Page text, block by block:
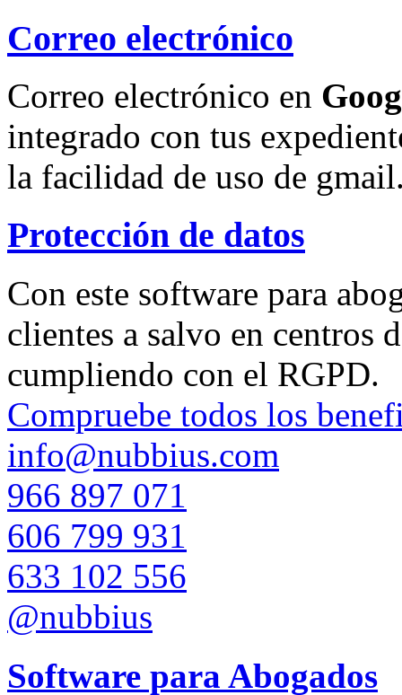
Correo electrónico
Correo electrónico en
integrado con tus
la facilidad de uso de
Protección de datos
Con este software para
clientes a salvo en centros
cumpliendo con el RGPD.
Compruebe todos los
info@nubbius.com
966 897 071
606 799 931
633 102 556
@nubbius
Software para Abogados